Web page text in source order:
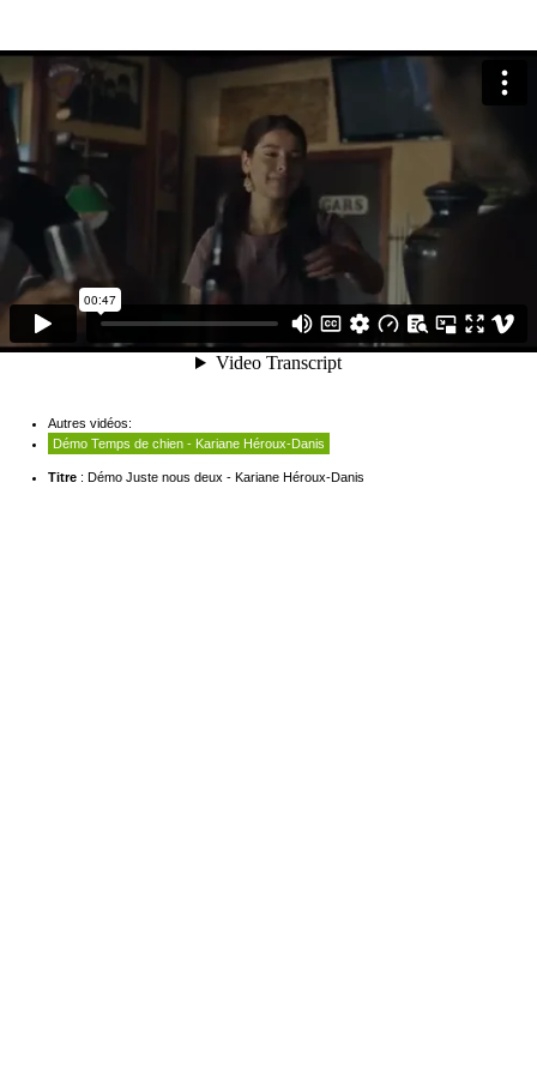
Autres vidéos:
Démo Temps de chien - Kariane Héroux-Danis
Titre : Démo Juste nous deux - Kariane Héroux-Danis